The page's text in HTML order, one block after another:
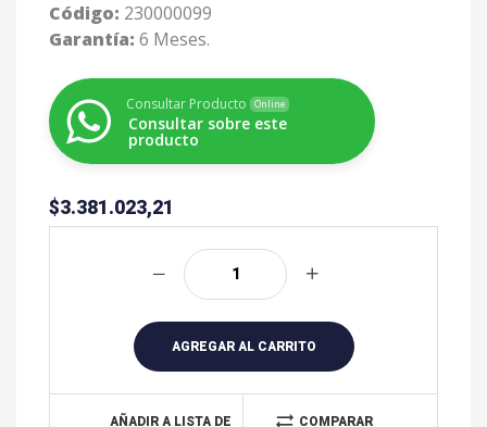
Código: 230000099
Garantía: 6 Meses.
Consultar Producto Online
Consultar sobre este
producto
$3.381.023,21
AGREGAR AL CARRITO
AÑADIR A LISTA DE
COMPARAR
e
r
n
a